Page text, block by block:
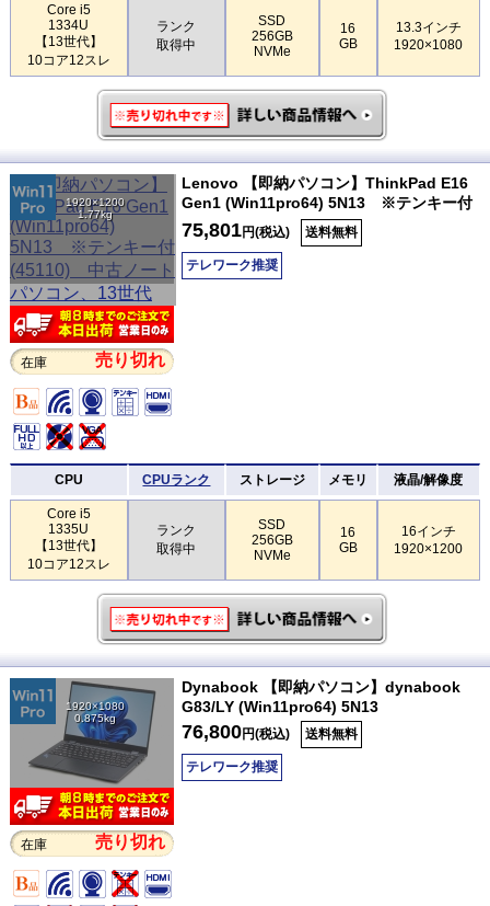
Core i5
1334U
【13世代】
10コア12スレ
ランク
取得中
SSD
256GB
NVMe
16
GB
13.3インチ
1920×1080
1920×1200
1.77kg
在庫 売り切れ
Lenovo 【即納パソコン】ThinkPad E16
Gen1 (Win11pro64) 5N13 ※テンキー付
75,801円(税込) 送料無料
テレワーク推奨
CPU CPUランク ストレージ メモリ 液晶/解像度
Core i5
1335U
【13世代】
10コア12スレ
ランク
取得中
SSD
256GB
NVMe
16
GB
16インチ
1920×1200
1920×1080
0.875kg
在庫 売り切れ
Dynabook 【即納パソコン】dynabook
G83/LY (Win11pro64) 5N13
76,800円(税込) 送料無料
テレワーク推奨